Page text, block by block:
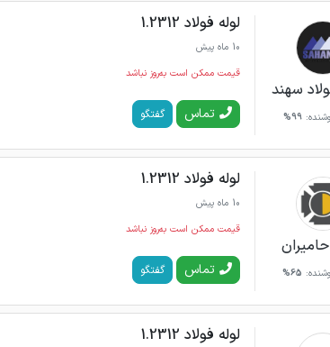
سهند
99%
لوله فولاد 1.2312
10 ماه پیش
قیمت ممکن است به‌روز نباشد
تماس گفتگو
65%
لوله فولاد 1.2312
10 ماه پیش
قیمت ممکن است به‌روز نباشد
تماس گفتگو
لوله فولاد 1.2312